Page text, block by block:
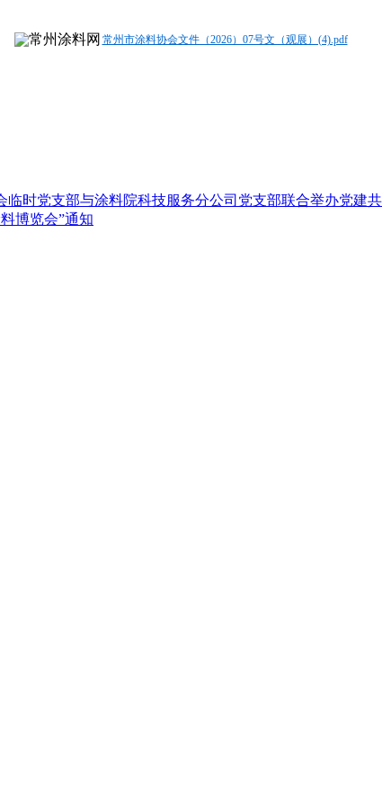
常州市涂料协会文件（2026）07号文（观展）(4).pdf
时党支部与涂料院科技服务分公司党支部联合举办党建
博览会”通知